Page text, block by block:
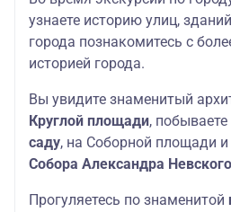
узнаете историю улиц,
города познакомитесь с
историей города.
Вы увидите знаменитый
Круглой площади, побываете
саду, на Соборной площади
Собора Александра Невского
Прогуляетесь по знаменитой